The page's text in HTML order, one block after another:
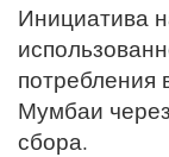
Инициатива
потребления
Мумбаи
сбора.